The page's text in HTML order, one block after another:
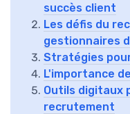
succès client
Les défis du
gestionnaires
Stratégies
L'importance
Outils digitaux
recrutement